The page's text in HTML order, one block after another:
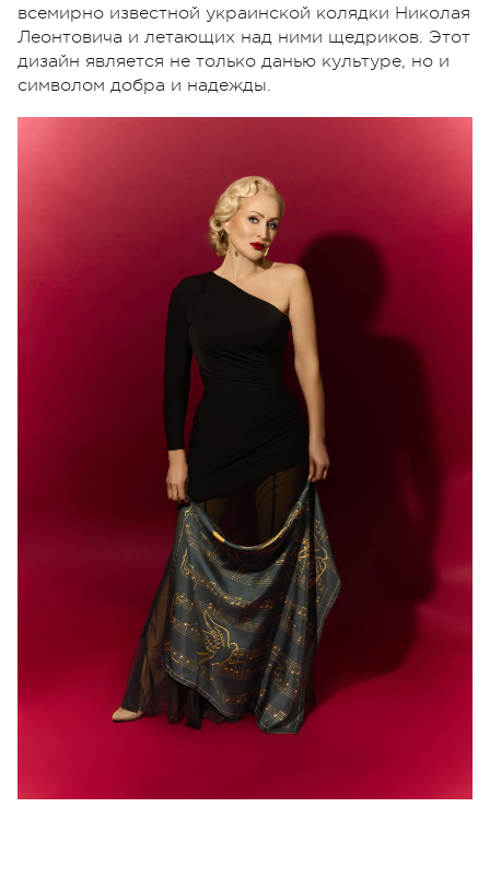
всемирно известной украинской колядки Николая
Леонтовича и летающих над ними щедриков. Этот
дизайн является не только данью культуре, но и
символом добра и надежды.